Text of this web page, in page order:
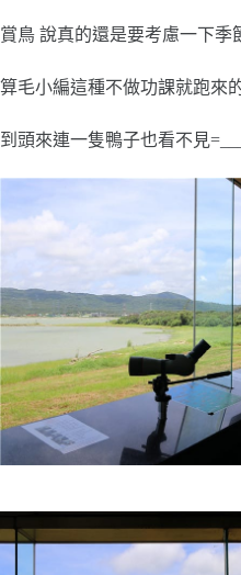
賞鳥 說真的還是要考慮一下季
算毛小編這種不做功課就跑來
到頭來連一隻鴨子也看不見